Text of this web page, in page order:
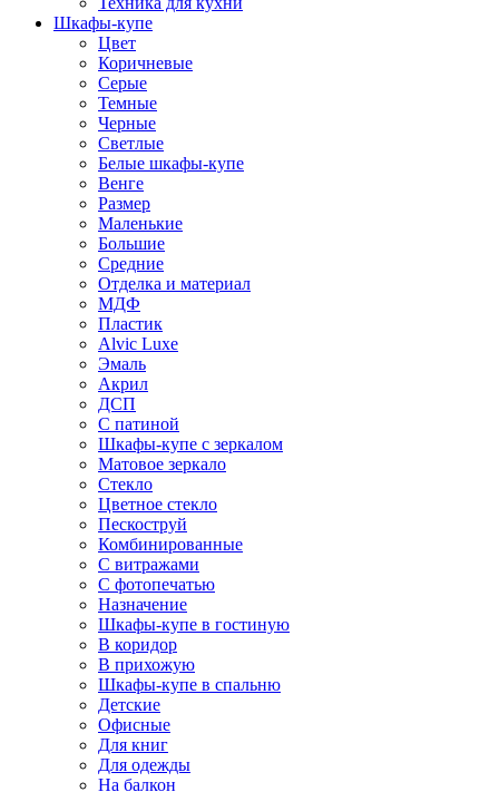
Шкафы-купе
Цвет
Коричневые
Серые
Темные
Черные
Светлые
Белые шкафы-купе
Венге
Размер
Маленькие
Большие
Средние
Отделка и материал
МДФ
Пластик
Alvic Luxe
Эмаль
Акрил
ДСП
С патиной
Шкафы-купе с зеркалом
Матовое зеркало
Стекло
Цветное стекло
Пескоструй
Комбинированные
С витражами
С фотопечатью
Назначение
Шкафы-купе в гостиную
В коридор
В прихожую
Шкафы-купе в спальню
Детские
Офисные
Для книг
Для одежды
На балкон